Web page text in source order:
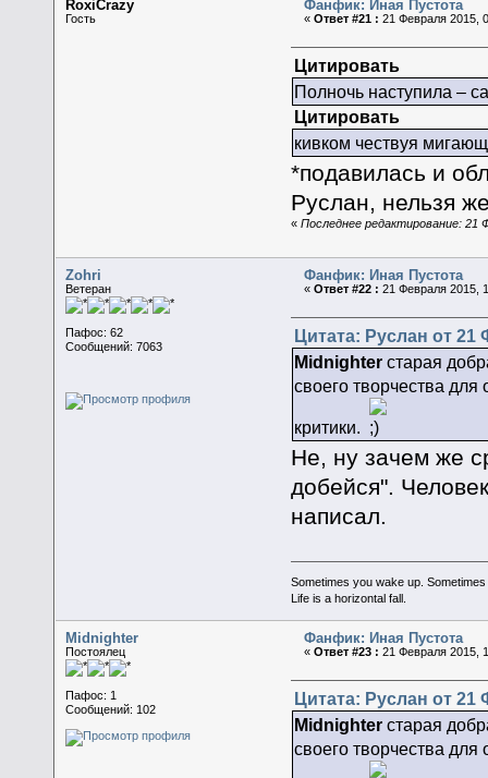
RoxiCrazy
Гость
Фанфик: Иная Пустота
«Ответ #21 : 21 Февраля 2015,
Цитировать
Полночь наступила –
Цитировать
кивком чествуя
*подавилась и
Руслан, нельзя
« Последнее редактирование: 21
Zohri
Ветеран
Пафос: 62
Сообщений: 7063
Фанфик: Иная Пустота
«Ответ #22 : 21 Февраля 2015,
Цитата: Руслан от 21
Midnighterстарая
своего творчества
критики.
Не, ну зачем же
добейся".
написал.
Sometimes you wake up.
Life is a horizontal fall.
Midnighter
Постоялец
Пафос: 1
Сообщений: 102
Фанфик: Иная Пустота
«Ответ #23 : 21 Февраля 2015,
Цитата: Руслан от 21
Midnighterстарая
своего творчества